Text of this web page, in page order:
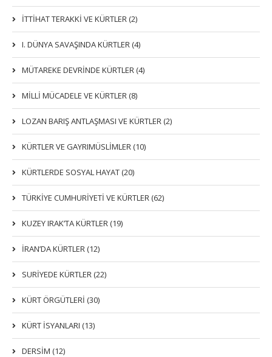
İTTIHAT TERAKKI VE KÜRTLER (2)
I. DÜNYA SAVAŞINDA KÜRTLER (4)
MÜTAREKE DEVRİNDE KÜRTLER (4)
MİLLİ MÜCADELE VE KÜRTLER (8)
LOZAN BARIŞ ANTLAŞMASI VE KÜRTLER (2)
KÜRTLER VE GAYRIMÜSLIMLER (10)
KÜRTLERDE SOSYAL HAYAT (20)
TÜRKİYE CUMHURİYETİ VE KÜRTLER (62)
KUZEY IRAK’TA KÜRTLER (19)
İRAN’DA KÜRTLER (12)
SURİYEDE KÜRTLER (22)
KÜRT ÖRGÜTLERİ (30)
KÜRT İSYANLARI (13)
DERSIM (12)